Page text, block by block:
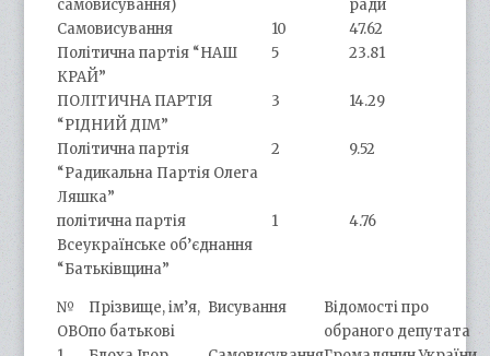
самовисування)
ради
Самовисування
10
47.62
Політична партія “НАШ
КРАЙ”
5 23.81
ПОЛІТИЧНА ПАРТІЯ
“РІДНИЙ ДІМ”
3 14.29
Політична партія
“Радикальна Партія Олега
Ляшка”
2 9.52
політична партія
Всеукраїнське об’єднання
“Батьківщина”
1 4.76
№
ОВО
Прізвище, ім’я,
по батькові
Висування
Відомості про
обраного депутата